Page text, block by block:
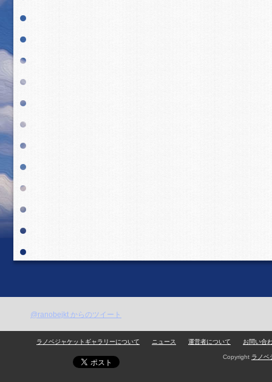
@ranobejkt からのツイート
ラノベジャケットギャラリーについて ニュース 運営者について お問い合
Copyright ラノベ